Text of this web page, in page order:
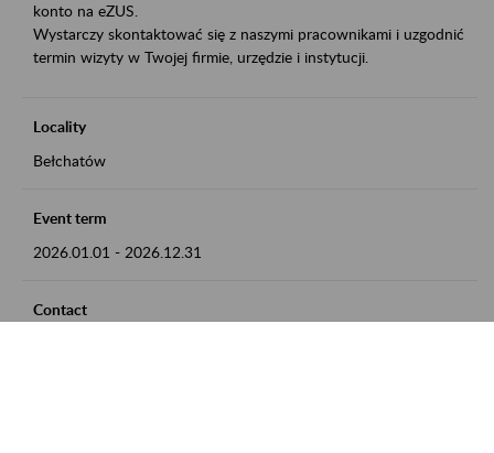
konto na eZUS.
Wystarczy skontaktować się z naszymi pracownikami i uzgodnić
termin wizyty w Twojej firmie, urzędzie i instytucji.
Locality
Bełchatów
Event term
2026.01.01 - 2026.12.31
Contact